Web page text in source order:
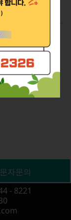
- 8221
문자문의